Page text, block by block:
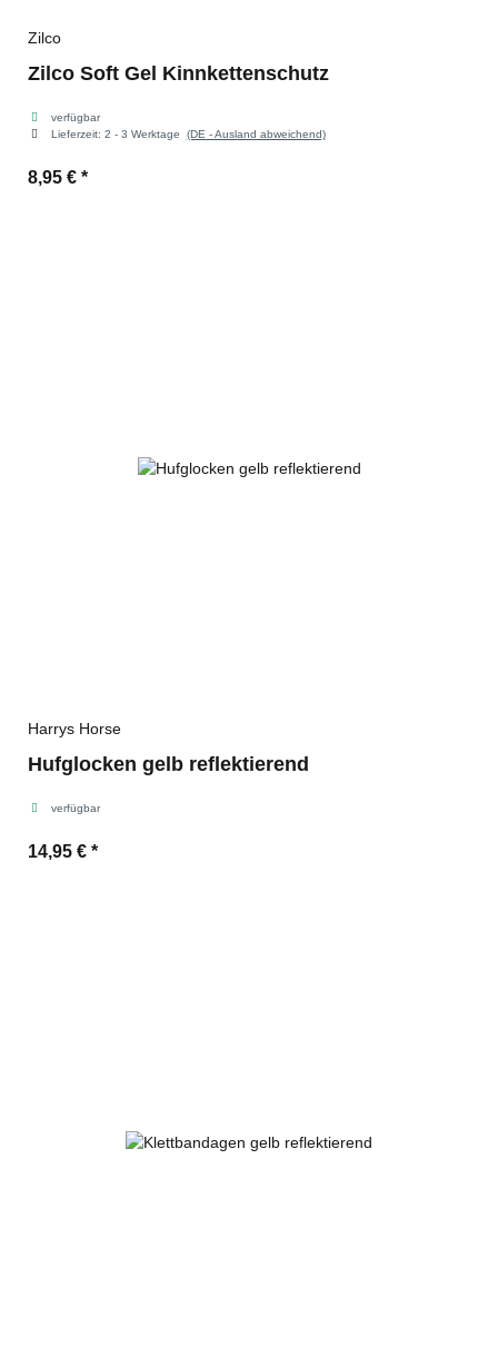
Zilco
Zilco Soft Gel Kinnkettenschutz
verfügbar
Lieferzeit: 2 - 3 Werktage (DE - Ausland abweichend)
8,95 € *
Harrys Horse
Hufglocken gelb reflektierend
verfügbar
14,95 € *